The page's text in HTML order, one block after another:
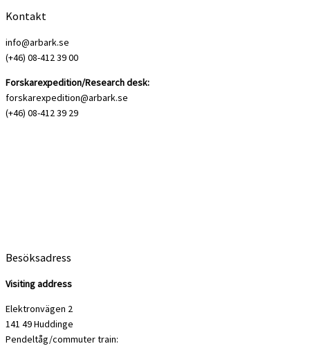
Kontakt
info@arbark.se
(+46) 08-412 39 00
Forskarexpedition/Research desk:
forskarexpedition@arbark.se
(+46) 08-412 39 29
Besöksadress
Visiting address
Elektronvägen 2
141 49 Huddinge
Pendeltåg/commuter train: